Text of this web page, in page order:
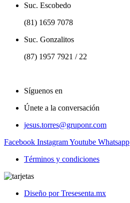
Suc. Escobedo
(81) 1659 7078
Suc. Gonzalitos
(87) 1957 7921 / 22
Síguenos en
Únete a la conversación
jesus.torres@gruponr.com
Facebook InstagramYoutube Whatsapp
Términos y condiciones
Diseño por Tresesenta.mx